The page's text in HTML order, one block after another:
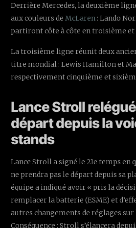
Derrière Mercedes, la deuxième
aux couleurs deMcLaren : Lando
partiront côte à côte en troisième
La troisième ligne réunit deux
titre mondial : Lewis Hamilton et
respectivement cinquième et
Lance Stroll
départ depuis la
stands
Lance Stroll a signé le 21e temps en
ne prendra pas le départ depuis sa
équipe a indiqué avoir « pris la
remplacer la batterie (ESME) et
autres changements de réglages
Conséquence : Stroll s’élancera